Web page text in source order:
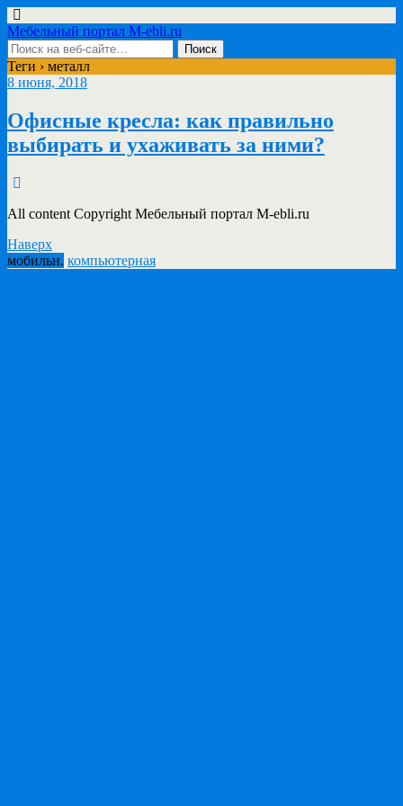
Мебельный портал M-ebli.ru
Теги › металл
8 июня, 2018
Офисные кресла: как правильно
выбирать и ухаживать за ними?
All content Copyright Мебельный портал M-ebli.ru
Наверх
мобильн. компьютерная